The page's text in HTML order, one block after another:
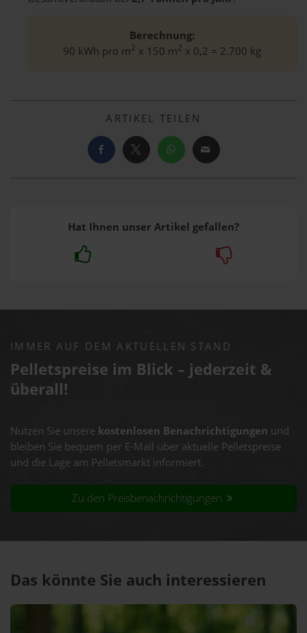
Berechnung:
90 kWh pro m2 x 150 m2 x 0,2 = 2.700 kg
ARTIKEL TEILEN
Hat Ihnen unser Artikel gefallen?
IMMER AUF DEM AKTUELLEN STAND
Pelletspreise im Blick – jederzeit &
überall!
Nutzen Sie unsere kostenlosen Benachrichtigungen und
bleiben Sie bequem per E-Mail über aktuelle Pelletspreise
und die Lage am Pelletsmarkt informiert.
Zu den Preisbenachrichtigungen
Das könnte Sie auch interessieren